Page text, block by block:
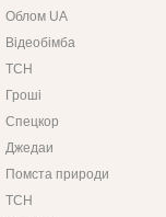
Облом UA
Відеобімба
ТСН
Гроші
Спецкор
Джедаи
Помста природи
ТСН